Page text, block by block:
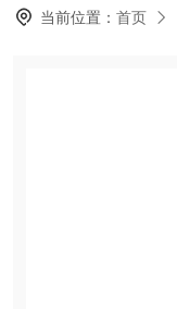
当前位置：首页